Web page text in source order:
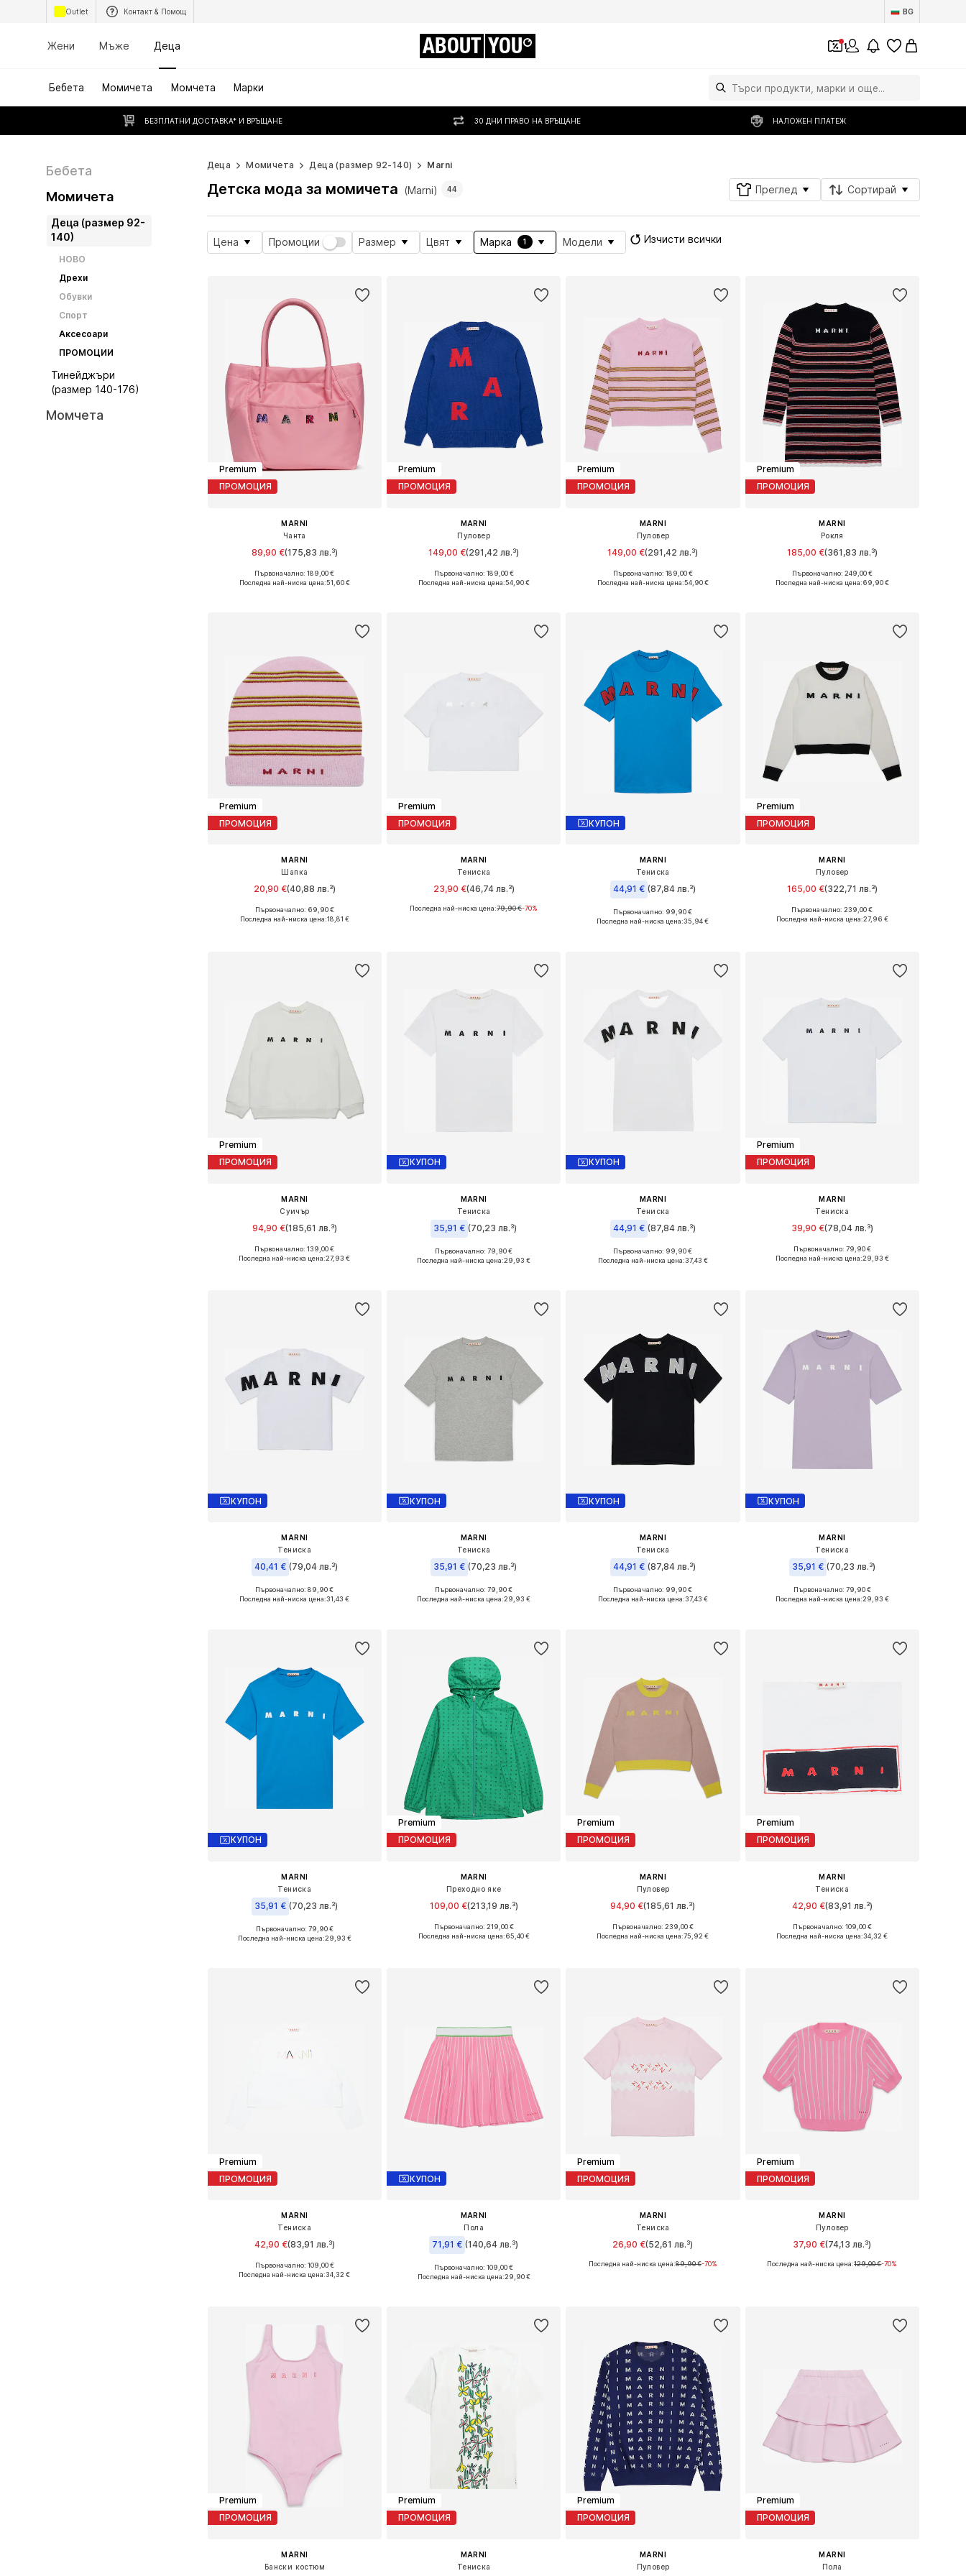
Outlet Контакт & Помощ BG
Жени Мъже Деца ABOUT YOU 1
Бебета Момичета Момчета Марки
БЕЗПЛАТНИ ДОСТАВКА* И ВРЪЩАНЕ 30 ДНИ ПРАВО НА ВРЪЩАНЕ НАЛОЖЕН ПЛАТЕЖ
Бебета
Момичета
Деца (размер 92-
140)
НОВО
Дрехи
Обувки
Спорт
Аксесоари
ПРОМОЦИИ
Тинейджъри
(размер 140-176)
Момчета
Деца Момичета Деца (размер 92-140) Marni
Детска мода за момичета (Marni) 44 Преглед Сортирай
Цена Промоции Размер Цвят Марка 1 Модели Изчисти всички
Premium
ПРОМОЦИЯ
MARNI
Чанта
89,90 €(175,83 лв.³)
Налични размери: One Size
Първоначално: 189,00 €
Последна най-ниска цена:51,60 €
Premium
ПРОМОЦИЯ
MARNI
Пуловер
149,00 €(291,42 лв.³)
Налични размери: 116, 128, 140, 152
Първоначално: 189,00 €
Последна най-ниска цена:54,90 €
Premium
ПРОМОЦИЯ
MARNI
Пуловер
149,00 €(291,42 лв.³)
Налични размери: 116, 128, 140, 152
Първоначално: 189,00 €
Последна най-ниска цена:54,90 €
Premium
ПРОМОЦИЯ
MARNI
Рокля
185,00 €(361,83 лв.³)
Налични размери: 116, 128, 140, 152, 164
Първоначално: 249,00 €
Последна най-ниска цена:69,90 €
Premium
ПРОМОЦИЯ
MARNI
Шапка
20,90 €(40,88 лв.³)
Налични размери: 52, 54
Първоначално: 69,90 €
Последна най-ниска цена:18,81 €
Premium
ПРОМОЦИЯ
MARNI
Тениска
23,90 €(46,74 лв.³)
Налични размери: 128, 140, 152
Последна най-ниска цена:79,90 €-70%
КУПОН
MARNI
Тениска
44,91 € (87,84 лв.³)
Налични размери: 140
Първоначално: 99,90 €
Последна най-ниска цена:35,94 €
Premium
ПРОМОЦИЯ
MARNI
Пуловер
165,00 €(322,71 лв.³)
Налични размери: 128, 140, 152, 164
Първоначално: 239,00 €
Последна най-ниска цена:27,96 €
Premium
ПРОМОЦИЯ
MARNI
Суичър
94,90 €(185,61 лв.³)
Налични размери: 128, 140
Първоначално: 139,00 €
Последна най-ниска цена:27,93 €
КУПОН
MARNI
Тениска
35,91 € (70,23 лв.³)
Налични размери: 140
Първоначално: 79,90 €
Последна най-ниска цена:29,93 €
КУПОН
MARNI
Тениска
44,91 € (87,84 лв.³)
Налични размери: 140
Първоначално: 99,90 €
Последна най-ниска цена:37,43 €
Premium
ПРОМОЦИЯ
MARNI
Тениска
39,90 €(78,04 лв.³)
Налични размери: 140
Първоначално: 79,90 €
Последна най-ниска цена:29,93 €
КУПОН
MARNI
Тениска
40,41 € (79,04 лв.³)
Налични размери: 128, 140, 152
Първоначално: 89,90 €
Последна най-ниска цена:31,43 €
КУПОН
MARNI
Тениска
35,91 € (70,23 лв.³)
Налични размери: 140, 152
Първоначално: 79,90 €
Последна най-ниска цена:29,93 €
КУПОН
MARNI
Тениска
44,91 € (87,84 лв.³)
Налични размери: 128, 140
Първоначално: 99,90 €
Последна най-ниска цена:37,43 €
КУПОН
MARNI
Тениска
35,91 € (70,23 лв.³)
Налични размери: 128, 140, 152, 164
Първоначално: 79,90 €
Последна най-ниска цена:29,93 €
КУПОН
MARNI
Тениска
35,91 € (70,23 лв.³)
Налични размери: 140, 164
Първоначално: 79,90 €
Последна най-ниска цена:29,93 €
Premium
ПРОМОЦИЯ
MARNI
Преходно яке
109,00 €(213,19 лв.³)
Налични размери: 128
Първоначално: 219,00 €
Последна най-ниска цена:65,40 €
Premium
ПРОМОЦИЯ
MARNI
Пуловер
94,90 €(185,61 лв.³)
Налични размери: 128, 140, 152, 164
Първоначално: 239,00 €
Последна най-ниска цена:75,92 €
Premium
ПРОМОЦИЯ
MARNI
Тениска
42,90 €(83,91 лв.³)
Налични размери: 116, 128, 140, 152
Първоначално: 109,00 €
Последна най-ниска цена:34,32 €
Premium
ПРОМОЦИЯ
MARNI
Тениска
42,90 €(83,91 лв.³)
Налични размери: 116, 128, 140, 152, 164
Първоначално: 109,00 €
Последна най-ниска цена:34,32 €
КУПОН
MARNI
Пола
71,91 € (140,64 лв.³)
Налични размери: 152, 164
Първоначално: 109,00 €
Последна най-ниска цена:29,90 €
Premium
ПРОМОЦИЯ
MARNI
Тениска
26,90 €(52,61 лв.³)
Налични размери: 164
Последна най-ниска цена:89,90 €-70%
Premium
ПРОМОЦИЯ
MARNI
Пуловер
37,90 €(74,13 лв.³)
Налични размери: 140, 152, 164
Последна най-ниска цена:129,00 €-70%
Premium
ПРОМОЦИЯ
MARNI
Бански костюм
Premium
ПРОМОЦИЯ
MARNI
Тениска
Premium
ПРОМОЦИЯ
MARNI
Пуловер
Premium
ПРОМОЦИЯ
MARNI
Пола